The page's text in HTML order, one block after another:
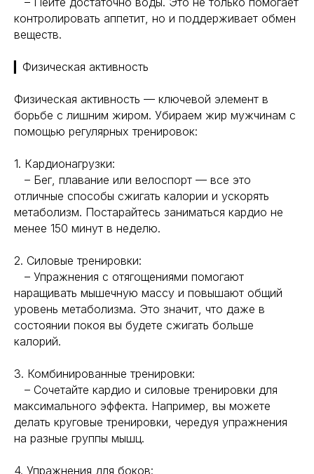
контролировать аппетит, но и поддерживает обмен
веществ.
▎Физическая активность
Физическая активность — ключевой элемент в
борьбе с лишним жиром. Убираем жир мужчинам с
помощью регулярных тренировок:
1. Кардионагрузки:
– Бег, плавание или велоспорт — все это
отличные способы сжигать калории и ускорять
метаболизм. Постарайтесь заниматься кардио не
менее 150 минут в неделю.
2. Силовые тренировки:
– Упражнения с отягощениями помогают
наращивать мышечную массу и повышают общий
уровень метаболизма. Это значит, что даже в
состоянии покоя вы будете сжигать больше
калорий.
3. Комбинированные тренировки:
– Сочетайте кардио и силовые тренировки для
максимального эффекта. Например, вы можете
делать круговые тренировки, чередуя упражнения
на разные группы мышц.
4. Упражнения для боков: